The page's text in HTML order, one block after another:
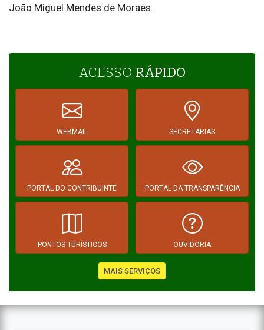
João Miguel Mendes de Moraes.
ACESSO RÁPIDO
WEBMAIL SECRETARIAS
PORTAL DO CONTRIBUINTE PORTAL DA TRANSPARÊNCIA
PONTOS TURÍSTICOS OUVIDORIA
MAIS SERVIÇOS